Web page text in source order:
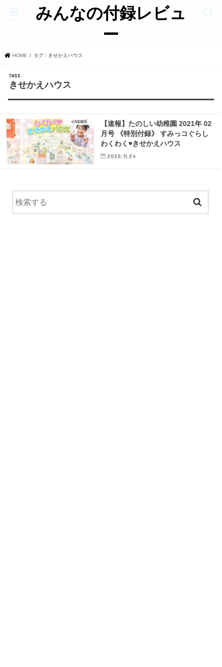
みんなの付録レビュ
ー
HOME タグ : きせかえハウス
きせかえハウス
☆NEWS
【速報】たのしい幼稚園 2021年 02
月号 《特別付録》 すみっコぐらし
わくわく♥きせかえハウス
2020.11.24